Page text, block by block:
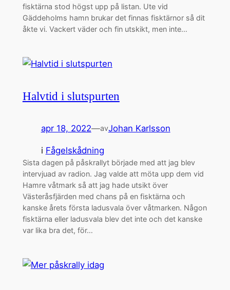
fisktärna stod högst upp på listan. Ute vid
Gäddeholms hamn brukar det finnas fisktärnor så dit
åkte vi. Vackert väder och fin utskikt, men inte…
Halvtid i slutspurten
apr 18, 2022—avJohan Karlsson
i Fågelskådning
Sista dagen på påskrallyt började med att jag blev
intervjuad av radion. Jag valde att möta upp dem vid
Hamre våtmark så att jag hade utsikt över
Västeråsfjärden med chans på en fisktärna och
kanske årets första ladusvala över våtmarken. Någon
fisktärna eller ladusvala blev det inte och det kanske
var lika bra det, för…